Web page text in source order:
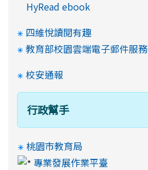
HyRead ebook
四維悅讀閱有趣
教育部校園雲端電子郵件服務
校安通報
行政幫手
桃園市教育局
專業發展作業平臺